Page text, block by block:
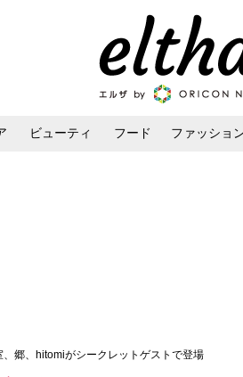
ビューティ フード ファッショ
郷、hitomiがシークレットゲストで登場